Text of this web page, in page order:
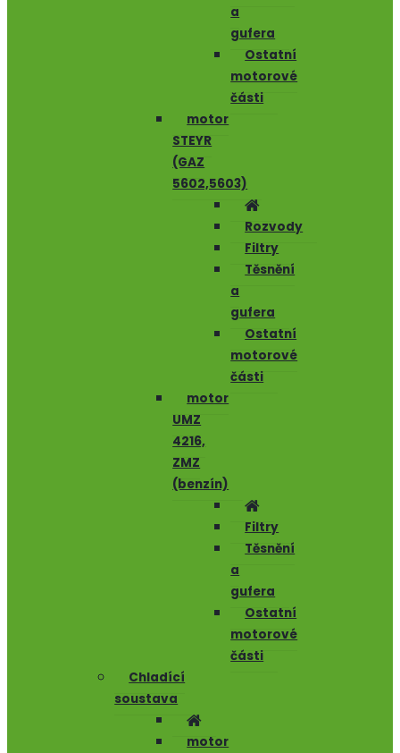
a
gufera
Ostatní
motorové
části
motor
STEYR
(GAZ
5602,5603)
Rozvody
Filtry
Těsnění
a
gufera
Ostatní
motorové
části
motor
UMZ
4216,
ZMZ
(benzín)
Filtry
Těsnění
a
gufera
Ostatní
motorové
části
Chladící
soustava
motor